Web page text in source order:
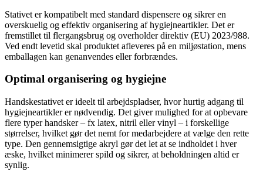
Stativet er kompatibelt med standard dispensere og sikrer en
overskuelig og effektiv organisering af hygiejneartikler. Det er
fremstillet til flergangsbrug og overholder direktiv (EU) 2023/988.
Ved endt levetid skal produktet afleveres på en miljøstation, mens
emballagen kan genanvendes eller forbrændes.
Optimal organisering og hygiejne
Handskestativet er ideelt til arbejdspladser, hvor hurtig adgang til
hygiejneartikler er nødvendig. Det giver mulighed for at opbevare
flere typer handsker – fx latex, nitril eller vinyl – i forskellige
størrelser, hvilket gør det nemt for medarbejdere at vælge den rette
type. Den gennemsigtige akryl gør det let at se indholdet i hver
æske, hvilket minimerer spild og sikrer, at beholdningen altid er
synlig.